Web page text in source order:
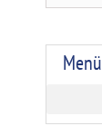
Menü